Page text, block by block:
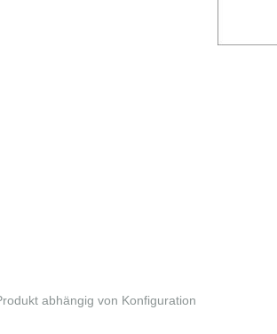
abhängig von Konfiguration